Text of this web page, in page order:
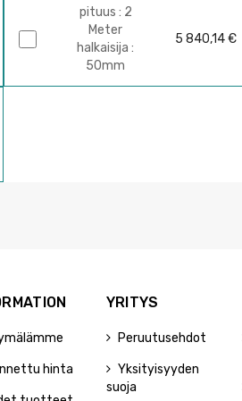
pituus : 2
Meter
halkaisija :
50mm
5 840,14 €
hinta
YRITYS
Peruutusehdot
Yksityisyyden
suoja